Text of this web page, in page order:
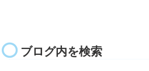
ブログ内を検索